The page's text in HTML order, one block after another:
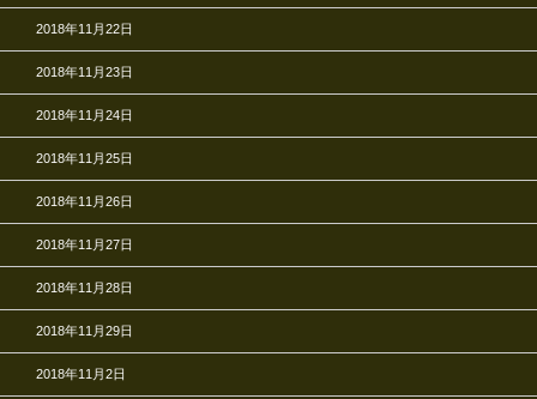
2018年11月22日
2018年11月23日
2018年11月24日
2018年11月25日
2018年11月26日
2018年11月27日
2018年11月28日
2018年11月29日
2018年11月2日